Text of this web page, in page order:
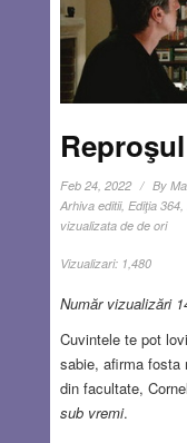
Reproşul
Feb 24, 2022 By
Arhiva editii, Ediţia 364,
vizualizata de de ori
Vizualizari: 1,480
Număr vizualizări
Cuvintele te pot
sabie, afirma fosta
din facultate,
sub vremi.